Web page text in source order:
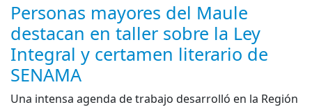
Personas mayores del Maule
destacan en taller sobre la Ley
Integral y certamen literario de
SENAMA
Una intensa agenda de trabajo desarrolló en la Región